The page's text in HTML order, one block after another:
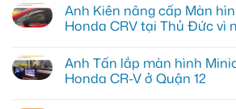
Anh Kiên nâng cấp Màn
Honda CRV tại Thủ Đức vì
bình
luận
ở
Anh Tấn lắp màn hình
Honda CR-V ở Quận 12